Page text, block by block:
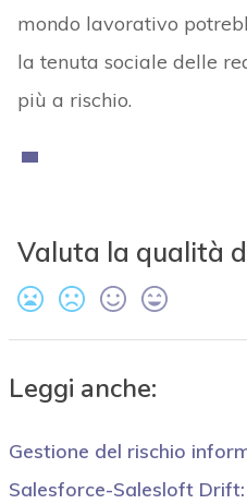
mondo lavorativo
la tenuta sociale delle
più a rischio.
Valuta la qualità
Leggi anche:
Gestione del rischio
Salesforce-Salesloft